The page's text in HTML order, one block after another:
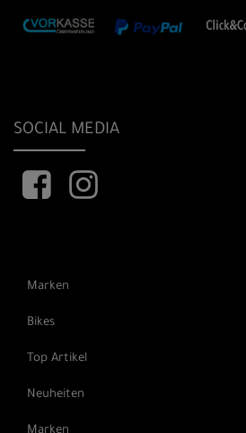
SOCIAL MEDIA
Marken
Bikes
Top Artikel
Neuheiten